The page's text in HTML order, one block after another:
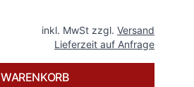
inkl. MwSt zzgl. Versand
Lieferzeit auf Anfrage
WARENKORB